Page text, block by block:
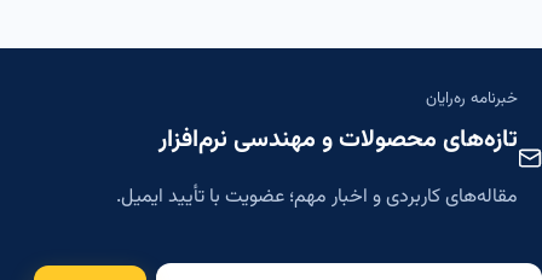
خبرنامه ره‌رایان
تازه‌های محصولات و مهندسی نرم‌افزار
مقاله‌های کاربردی و اخبار مهم؛ عضویت با تأیید ایمیل.